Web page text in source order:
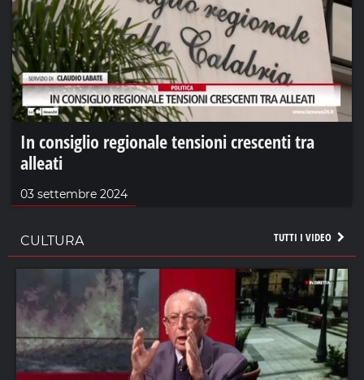
In consiglio regionale tensioni crescenti tra
alleati
03 settembre 2024
TUTTI I VIDEO
CULTURA